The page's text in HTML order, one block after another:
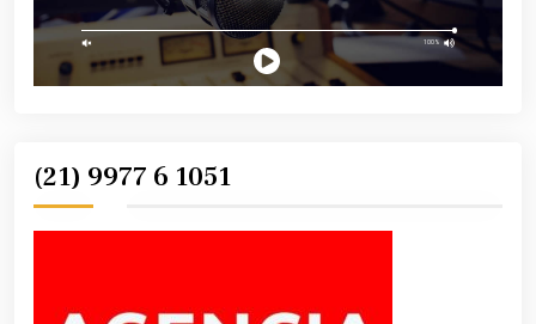
(21) 9977 6 1051